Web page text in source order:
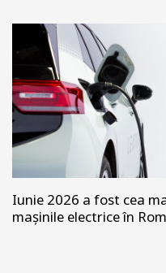
Iunie 2026 a fost cea
mașinile electrice în